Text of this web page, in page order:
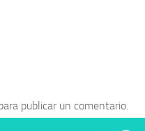
publicar un comentario.